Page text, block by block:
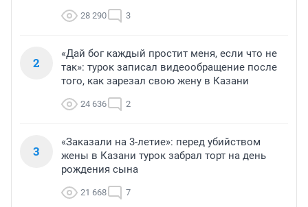
28 290 3
2
«Дай бог каждый простит меня, если что не
так»: турок записал видеообращение после
того, как зарезал свою жену в Казани
24 636 2
3
«Заказали на 3-летие»: перед убийством
жены в Казани турок забрал торт на день
рождения сына
21 668 7